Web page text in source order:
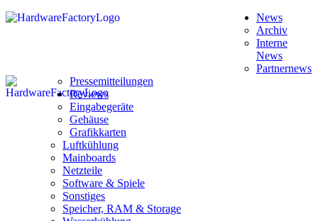
News
Archiv
Interne
News
Partnernews
Pressemitteilungen
Reviews
Eingabegeräte
Gehäuse
Grafikkarten
Luftkühlung
Mainboards
Netzteile
Software & Spiele
Sonstiges
Speicher, RAM & Storage